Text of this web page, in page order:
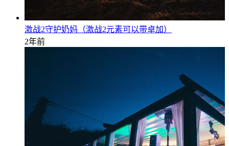
激战2守护奶妈（激战2元素可以带卓加）
2年前